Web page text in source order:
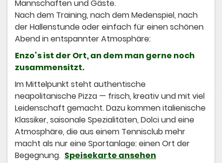
Mannschaften und Gäste.
Nach dem Training, nach dem Medenspiel, nach
der Hallenstunde oder einfach für einen schönen
Abend in entspannter Atmosphäre:
Enzo’s ist der Ort, an dem man gerne noch
zusammensitzt.
Im Mittelpunkt steht authentische
neapolitanische Pizza — frisch, kreativ und mit viel
Leidenschaft gemacht. Dazu kommen italienische
Klassiker, saisonale Spezialitäten, Dolci und eine
Atmosphäre, die aus einem Tennisclub mehr
macht als nur eine Sportanlage: einen Ort der
Begegnung. Speisekarte ansehen